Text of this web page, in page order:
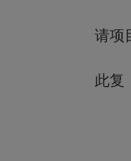
请项
此复